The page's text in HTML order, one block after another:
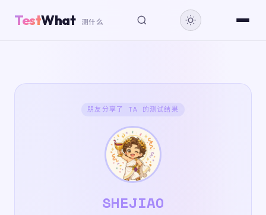
TestWhat 测什么
朋友分享了 TA 的测试结果
SHEJIAO